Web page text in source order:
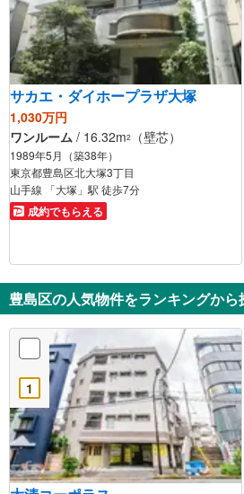
サカエ・ダイホープラザ大塚
1,030万円
ワンルーム / 16.32m2 （壁芯）
1989年5月（築38年）
東京都豊島区北大塚3丁目
山手線 「大塚」駅 徒歩7分
成約でもらえる
豊島区の人気物件をランキングから
1